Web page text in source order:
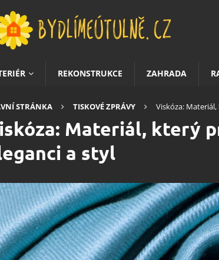
REKONSTRUKCE ZAHRADA
STRÁNKA TISKOVÉ ZPRÁVY Viskóza:
Materiál, který
a styl